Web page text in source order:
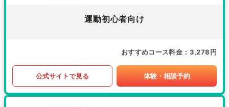
運動初心者向け
おすすめコース料金 3,278円
公式サイトで見る 体験・相談予約